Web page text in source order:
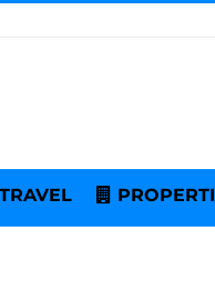
TRAVEL PROPERTI